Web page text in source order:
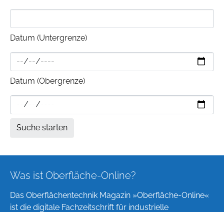
Datum (Untergrenze)
Datum (Obergrenze)
Was ist Oberfläche-Online?
Das Oberflächentechnik Magazin »Oberfläche-Online«
ist die digitale Fachzeitschrift für industrielle